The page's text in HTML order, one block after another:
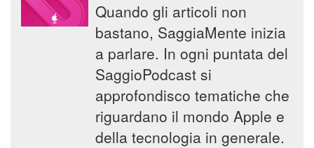
Quando gli articoli non
bastano, SaggiaMente inizia
a parlare. In ogni puntata del
SaggioPodcast si
approfondisco tematiche che
riguardano il mondo Apple e
della tecnologia in generale.